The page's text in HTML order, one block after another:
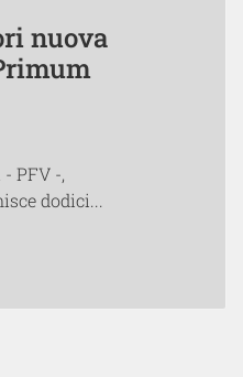
nuova
PFV -,
dodici...